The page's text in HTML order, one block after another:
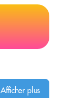
Afficher plus